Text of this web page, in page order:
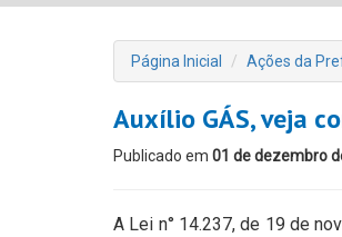
Página Inicial Ações da
Auxílio GÁS, veja
Publicado em 01 de dezembro
A Lei n° 14.237, de 19 de